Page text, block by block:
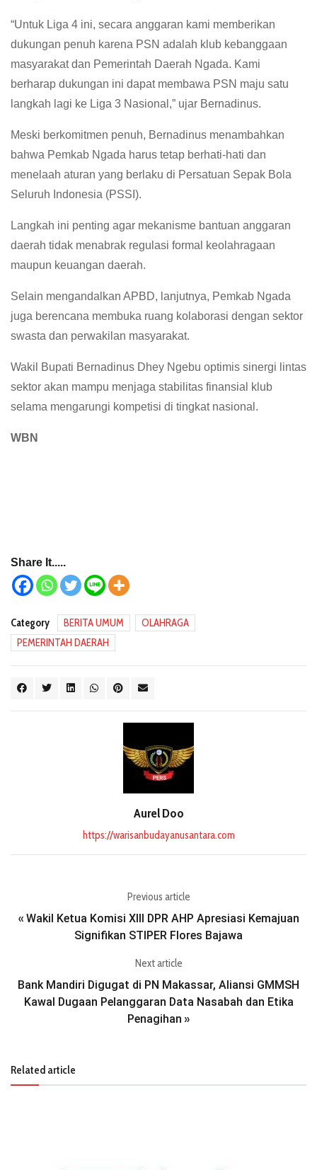
“Untuk Liga 4 ini, secara anggaran kami memberikan
dukungan penuh karena PSN adalah klub kebanggaan
masyarakat dan Pemerintah Daerah Ngada. Kami
berharap dukungan ini dapat membawa PSN maju satu
langkah lagi ke Liga 3 Nasional,” ujar Bernadinus.
Meski berkomitmen penuh, Bernadinus menambahkan
bahwa Pemkab Ngada harus tetap berhati-hati dan
menelaah aturan yang berlaku di Persatuan Sepak Bola
Seluruh Indonesia (PSSI).
Langkah ini penting agar mekanisme bantuan anggaran
daerah tidak menabrak regulasi formal keolahragaan
maupun keuangan daerah.
Selain mengandalkan APBD, lanjutnya, Pemkab Ngada
juga berencana membuka ruang kolaborasi dengan sektor
swasta dan perwakilan masyarakat.
Wakil Bupati Bernadinus Dhey Ngebu optimis sinergi lintas
sektor akan mampu menjaga stabilitas finansial klub
selama mengarungi kompetisi di tingkat nasional.
WBN
Share It.....
Category BERITA UMUM
OLAHRAGA
PEMERINTAH DAERAH
Aurel Doo
https://warisanbudayanusantara.com
Previous article
« Wakil Ketua Komisi XIII DPR AHP Apresiasi Kemajuan
Signifikan STIPER Flores Bajawa
Next article
Bank Mandiri Digugat di PN Makassar, Aliansi GMMSH
Kawal Dugaan Pelanggaran Data Nasabah dan Etika
Penagihan »
Related article